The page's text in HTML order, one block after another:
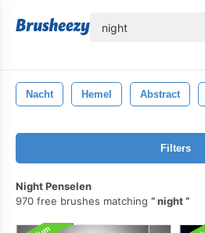
Nacht Hemel Abstract
Filters
Night Penselen
970 free brushes matching
night